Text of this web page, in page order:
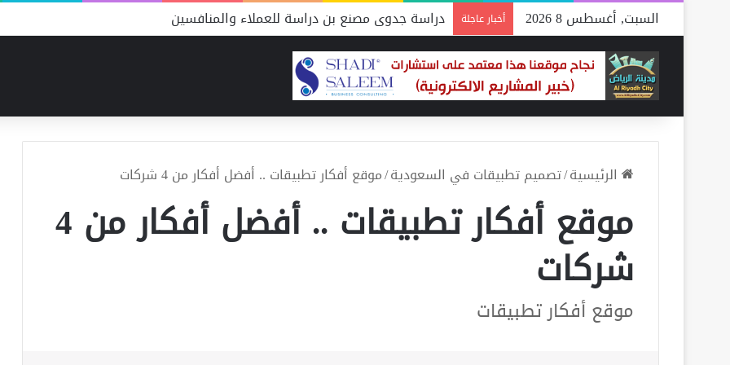
السبت, أغسطس 8 2026 أخبار عاجلة دراسة جدوى مصنع بن دراسة للعملاء والمنافسين
الرئيسية/تصميم تطبيقات في السعودية/موقع أفكار تطبيقات .. أفضل أفكار من 4 شركات
موقع أفكار تطبيقات .. أفضل أفكار من 4
شركات
موقع أفكار تطبيقات